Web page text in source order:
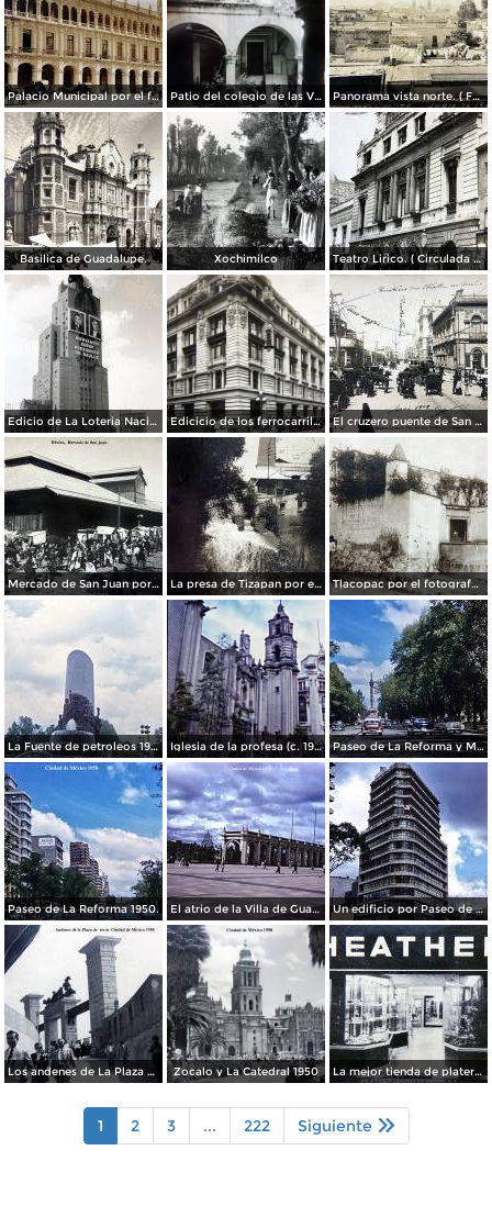
Palacio Municipal por el fotografo Hugo Brehme.. Patio del colegio de las Vizcainas por el fotografo Hugo Brehme. Panorama vista norte. ( Fechada el 20 de Junio de 1905 ).
Basilica de Guadalupe. Xochimilco Teatro Lirico. ( Circulada el 1 de Agosto de 1926 ).
Edicio de La Loteria Nacional Ciudad de México Abril de 1964 Edicicio de los ferrocarriles. El cruzero puente de San Francisco y Guardiola por el fotografo Felix Miret.
Mercado de San Juan por el fotografo Felix Miret La presa de Tizapan por el fotografo Fernando Kososky. ( Circulada el 22 de Diembre de 1910 ). Tlacopac por el fotografo Hugo Brehme.
La Fuente de petroleos 1950. Iglesia de la profesa (c. 1950) Paseo de La Reforma y Mto a La Independencia 1950
Paseo de La Reforma 1950. El atrio de la Villa de Guadalupe 1950. Un edificio por Paseo de La Reforma 1950
Los andenes de La Plaza de toros Ciudad de México 1950 Zocalo y La Catedral 1950 La mejor tienda de plateria.
1 2 3 ... 222 Siguiente